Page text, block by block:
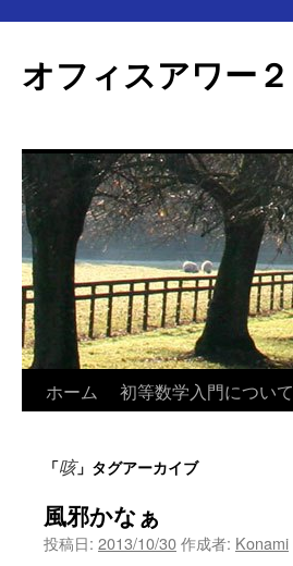
オフィスアワー２
ツ
ホーム 初等数学入門について
「咳」タグアーカイブ
風邪かなぁ
投稿日: 2013/10/30作成者: Konami